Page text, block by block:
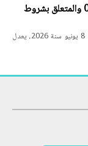
قانون رقم 26-12 يعدل ويتمم القانون رقم 04-08 والمتعلق بشروط
قانون رقم 26-12 مؤرخ في 22 ذي الحجة عام 1447 الموافق 8 يونيو سنة 2026، يعدل